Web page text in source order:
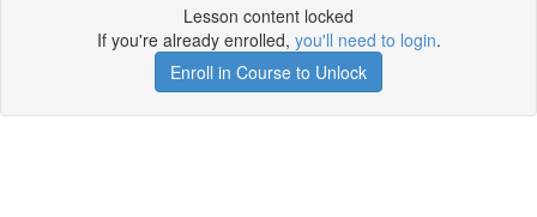
Lesson content locked
If you're already enrolled, you'll need to login.
Enroll in Course to Unlock